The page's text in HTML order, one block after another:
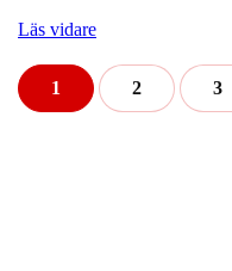
Läs vidare
1 2 3